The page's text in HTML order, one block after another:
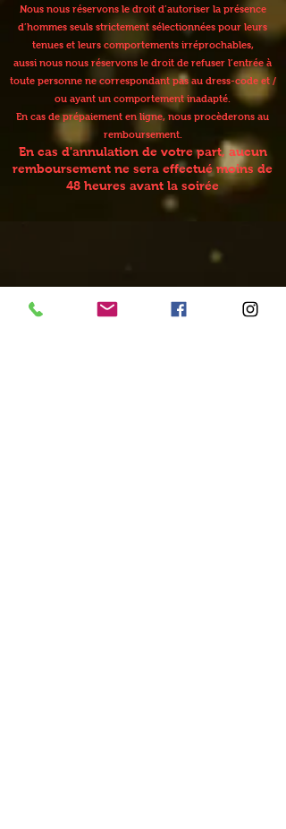
Nous nous réservons le droit d’autoriser la présence
d’hommes seuls strictement sélectionnées pour leurs
tenues et leurs comportements irréprochables,
aussi nous nous réservons le droit de refuser l’entrée à
toute personne ne correspondant pas au dress-code et /
ou ayant un comportement inadapté.
En cas de prépaiement en ligne, nous procèderons au
remboursement.
En cas d'annulation de votre part, aucun
remboursement ne sera effectué moins de
48 heures avant la soirée